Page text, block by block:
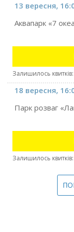
13 вересня,
Аквапарк «7
Залишилось
18 вересня,
Парк розваг
Залишилось